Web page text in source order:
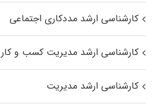
کارشناسی ارشد مددکاری اجتماعی
کارشناسی ارشد مدیریت کسب و
کارشناسی ارشد مدیریت